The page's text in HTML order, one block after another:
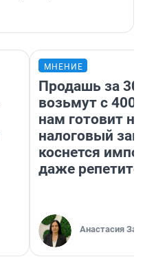
МНЕНИЕ
Продашь за
возьмут с
нам готовит
налоговый
коснется
даже
Анастасия